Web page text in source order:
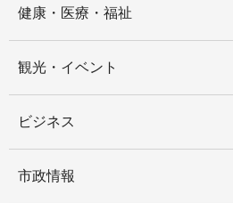
健康・医療・福祉
観光・イベント
ビジネス
市政情報